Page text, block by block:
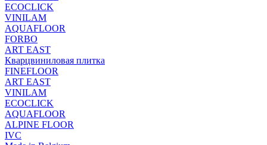
ECOCLICK
VINILAM
AQUAFLOOR
FORBO
ART EAST
Кварцвиниловая плитка
FINEFLOOR
ART EAST
VINILAM
ECOCLICK
AQUAFLOOR
ALPINE FLOOR
IVC